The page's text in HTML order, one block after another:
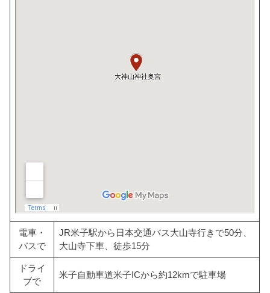
電車・
バスで
JR米子駅から日本交通バス大山寺行きで50分、
大山寺下車、徒歩15分
ドライ
ブで
米子自動車道米子ICから約12kmで駐車場